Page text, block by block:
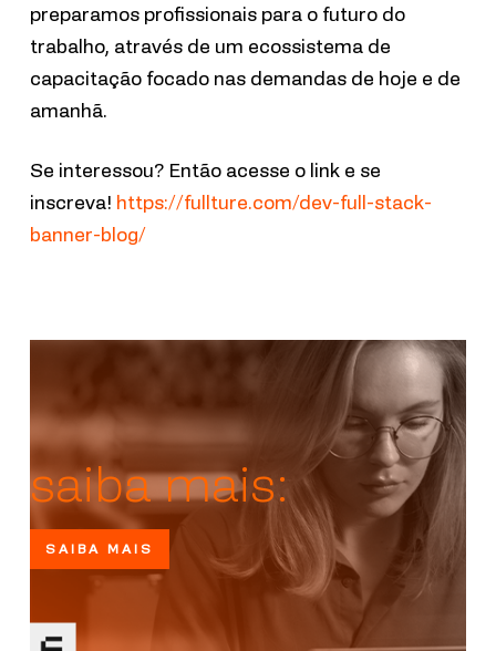
preparamos profissionais para o futuro do
trabalho, através de um ecossistema de
capacitação focado nas demandas de hoje e de
amanhã.
Se interessou? Então acesse o link e se
inscreva! https://fullture.com/dev-full-stack-
banner-blog/
saiba mais:
SAIBA MAIS